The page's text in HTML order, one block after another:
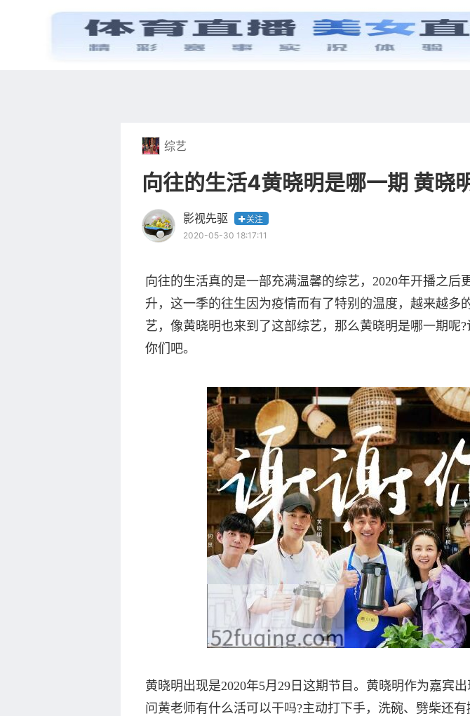
首页 电视剧 综艺 抖音 更多
综艺
向往的生活4黄晓明是哪一期 黄晓
影视先驱
关注
2020-05-30 18:17:11
向往的生活真的是一部充满温馨的综艺，2020年开播之后
升，这一季的往生因为疫情而有了特别的温度，越来越多
艺，像黄晓明也来到了这部综艺，那么黄晓明是哪一期呢
你们吧。
黄晓明出现是2020年5月29日这期节目。黄晓明作为嘉宾
问黄老师有什么活可以干吗?主动打下手，洗碗、劈柴还